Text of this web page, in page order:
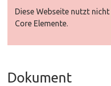
Diese Webseite nutzt
Core Elemente.
Dokument